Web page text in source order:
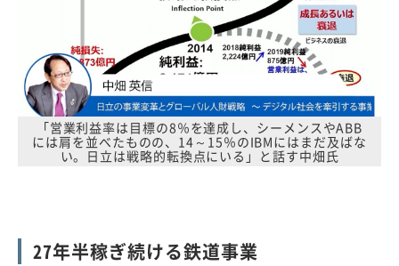
「営業利益率は目標の8％を達成し、シーメンスやABB
には肩を並べたものの、14～15％のIBMにはまだ及ばな
い。日立は戦略的転換点にいる」と話す中畑氏
27年半稼ぎ続ける鉄道事業